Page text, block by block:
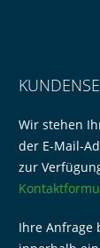
Wir stehen
der E-Mail-
zur
Ihre Anfrage